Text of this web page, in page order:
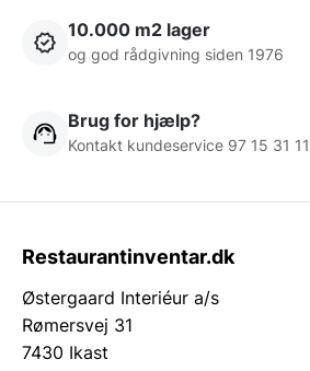
10.000 m2 lager
og god rådgivning siden 1976
Brug for hjælp?
Kontakt kundeservice 97 15 31 11
Restaurantinventar.dk
Østergaard Interiéur a/s
Rømersvej 31
7430 Ikast